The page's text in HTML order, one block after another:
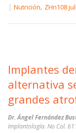
| Nutrición, ZHn108
Implantes
alternativa
grandes
Dr. Ángel Fernández
Implantología. No Col.